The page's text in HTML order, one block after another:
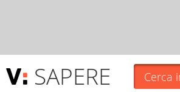
SAPERE